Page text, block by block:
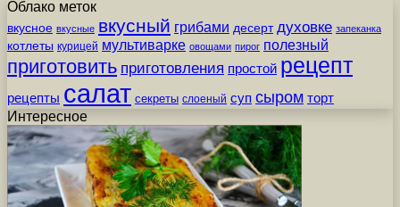
Облако меток
вкусное вкусные вкусный грибами десерт духовке запеканка
котлеты курицей мультиварке овощами пирог полезный
приготовить приготовления простой рецепт
рецепты салат секреты слоеный суп сыром торт
Интересное